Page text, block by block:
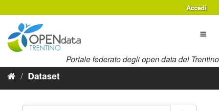
al
contenuto
Accedi
Portale federato degli open data del Trentino
Dataset